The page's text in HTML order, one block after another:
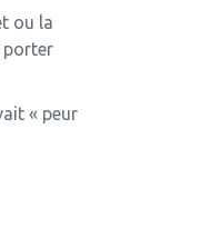
ou la
porter
« peur